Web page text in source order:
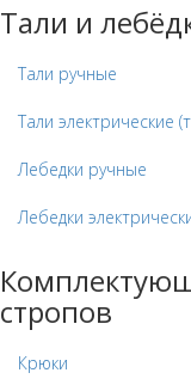
Тали и
Тали ручные
Тали электрические
Лебедки ручные
Лебедки
стропов
Крюки